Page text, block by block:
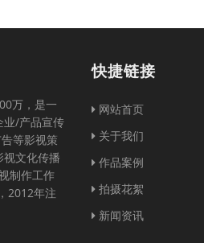
万，是一
业/产品宣传
等影视策
文化传播
制作工作
2012年注
快捷链接
网站首页
关于我们
作品案例
拍摄花絮
新闻资讯